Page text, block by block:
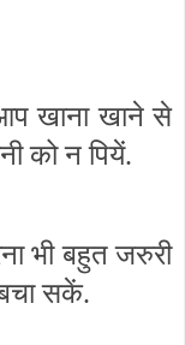
खाना खाने से
को न पियें.
भी बहुत जरुरी
सकें.